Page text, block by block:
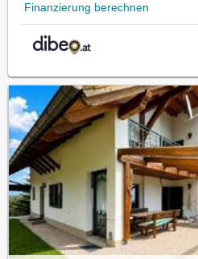
Finanzierung berechnen